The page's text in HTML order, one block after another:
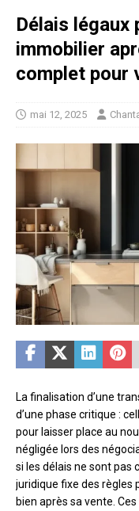
Délais légaux
immobilier
complet pour
mai 12, 2025
La finalisation d’une
d’une phase critique :
pour laisser place au
négligée lors des
si les délais ne sont pas
juridique fixe des règles
bien après sa vente.